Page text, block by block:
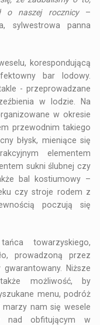
o naszej rocznicy –
sylwestrowa panna
korespondującą
bar lodowy.
- przeprowadzane
w lodzie. Na
w okresie
przewodnim takiego
błysk, mieniące się
elementem
sukni ślubnej czy
bal kostiumowy –
czy stroje rodem z
poczują się
towarzyskiego,
prowadzoną przez
Niższe
możliwość, by
menu, podróż
nam się wesele
nad obfitującym w